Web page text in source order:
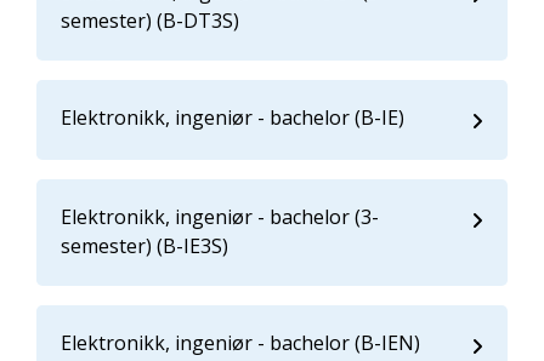
semester) (B-DT3S)
Elektronikk, ingeniør - bachelor (B-IE)
Elektronikk, ingeniør - bachelor (3-
semester) (B-IE3S)
Elektronikk, ingeniør - bachelor (B-IEN)